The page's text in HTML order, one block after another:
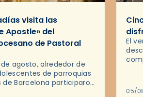
visita las
Apostle» del
de Pastoral
agosto, alrededor de
de parroquias
de Barcelona participaron
Be Apostle, organizadas
El
05/